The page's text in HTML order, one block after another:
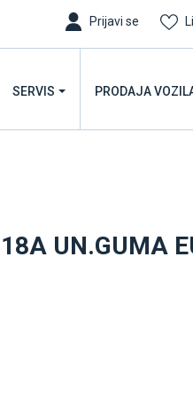
Prijavi se
SERVIS PRODAJA
UN.GUMA